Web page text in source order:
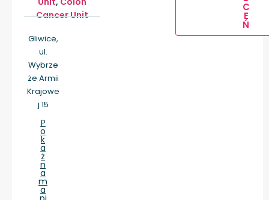
Cancer Unit
Gliwice,
ul.
Wybrze
że Armii
Krajowe
j 15
P
o
k
a
ż
n
a
m
a
C
E
Ń